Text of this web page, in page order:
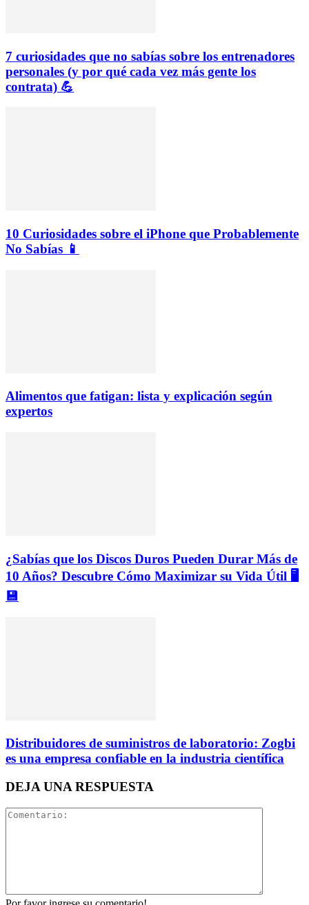
7 curiosidades que no sabías sobre los entrenadores
personales (y por qué cada vez más gente los
contrata) 💪
10 Curiosidades sobre el iPhone que Probablemente
No Sabías 📱
Alimentos que fatigan: lista y explicación según
expertos
¿Sabías que los Discos Duros Pueden Durar Más de
10 Años? Descubre Cómo Maximizar su Vida Útil 🖥️
💾
Distribuidores de suministros de laboratorio: Zogbi
es una empresa confiable en la industria científica
DEJA UNA RESPUESTA